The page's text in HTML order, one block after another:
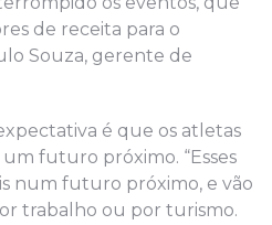
de receita para o
Souza, gerente de
é que os atletas
futuro próximo. “Esses
num futuro próximo, e vão
trabalho ou por turismo.